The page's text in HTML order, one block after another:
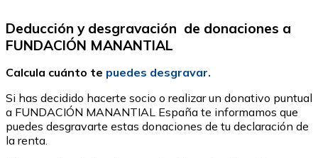
Deducción y desgravación de donaciones a
FUNDACIÓN MANANTIAL
Calcula cuánto te puedes desgravar.
Si has decidido hacerte socio o realizar un donativo puntual
a FUNDACIÓN MANANTIAL España te informamos que
puedes desgravarte estas donaciones de tu declaración de
la renta.